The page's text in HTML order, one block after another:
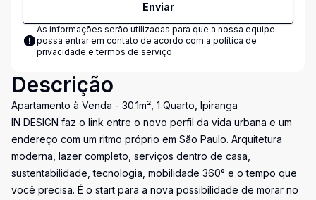
Enviar
As informações serão utilizadas para que a nossa equipe
possa entrar em contato de acordo com a política de
privacidade e termos de serviço
Descrição
Apartamento à Venda - 30.1m², 1 Quarto, Ipiranga
IN DESIGN faz o link entre o novo perfil da vida urbana e um
endereço com um ritmo próprio em São Paulo. Arquitetura
moderna, lazer completo, serviços dentro de casa,
sustentabilidade, tecnologia, mobilidade 360° e o tempo que
você precisa. É o start para a nova possibilidade de morar no